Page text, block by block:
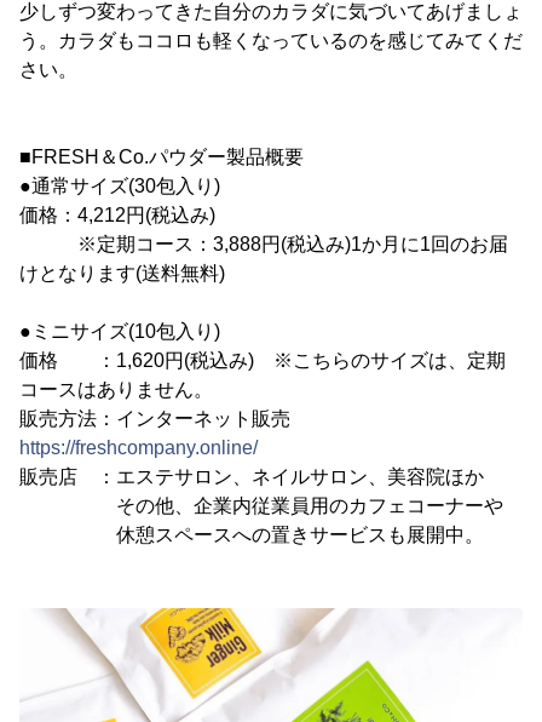
少しずつ変わってきた自分のカラダに気づいてあげましょ
う。カラダもココロも軽くなっているのを感じてみてくだ
さい。
■FRESH＆Co.パウダー製品概要
●通常サイズ(30包入り)
価格：4,212円(税込み)
※定期コース：3,888円(税込み)1か月に1回のお届
けとなります(送料無料)
●ミニサイズ(10包入り)
価格 ：1,620円(税込み) ※こちらのサイズは、定期
コースはありません。
販売方法：インターネット販売
https://freshcompany.online/
販売店 ：エステサロン、ネイルサロン、美容院ほか
その他、企業内従業員用のカフェコーナーや
休憩スペースへの置きサービスも展開中。